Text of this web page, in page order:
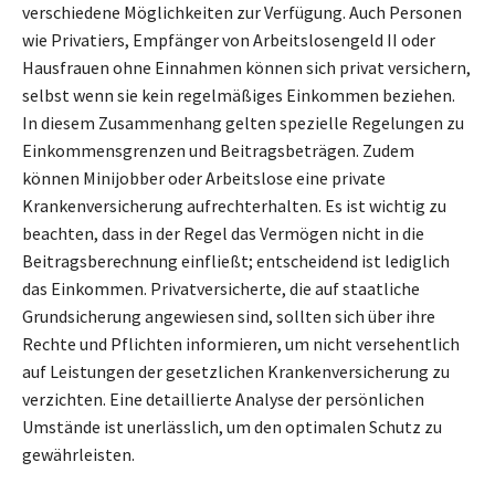
verschiedene Möglichkeiten zur Verfügung. Auch Personen
wie Privatiers, Empfänger von Arbeitslosengeld II oder
Hausfrauen ohne Einnahmen können sich privat versichern,
selbst wenn sie kein regelmäßiges Einkommen beziehen.
In diesem Zusammenhang gelten spezielle Regelungen zu
Einkommensgrenzen und Beitragsbeträgen. Zudem
können Minijobber oder Arbeitslose eine private
Krankenversicherung aufrechterhalten. Es ist wichtig zu
beachten, dass in der Regel das Vermögen nicht in die
Beitragsberechnung einfließt; entscheidend ist lediglich
das Einkommen. Privatversicherte, die auf staatliche
Grundsicherung angewiesen sind, sollten sich über ihre
Rechte und Pflichten informieren, um nicht versehentlich
auf Leistungen der gesetzlichen Krankenversicherung zu
verzichten. Eine detaillierte Analyse der persönlichen
Umstände ist unerlässlich, um den optimalen Schutz zu
gewährleisten.